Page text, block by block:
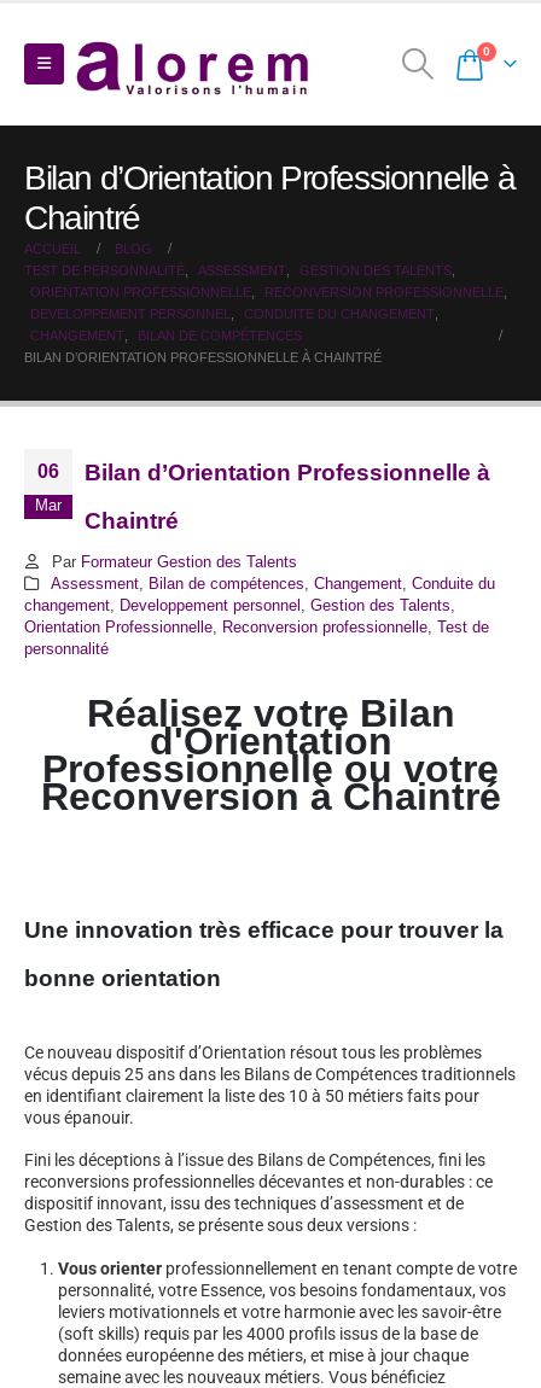
0
Bilan d’Orientation Professionnelle à
Chaintré
ACCUEIL
BLOG
TEST DE PERSONNALITÉ
ASSESSMENT GESTION DES TALENTS
ORIENTATION PROFESSIONNELLE
RECONVERSION PROFESSIONNELLE
DEVELOPPEMENT PERSONNEL
CONDUITE DU CHANGEMENT
CHANGEMENT
BILAN DE COMPÉTENCES
BILAN D’ORIENTATION PROFESSIONNELLE À CHAINTRÉ
06
Mar
Bilan d’Orientation Professionnelle à
Chaintré
Par Formateur Gestion des Talents
Assessment, Bilan de compétences Changement, Conduite du
changement
Developpement personnel Gestion des Talents
Orientation Professionnelle
Reconversion professionnelle Test de
personnalité
Réalisez votre Bilan
d'Orientation
Professionnelle ou votre
Reconversion à Chaintré
Une innovation très efficace pour trouver la
bonne orientation
Ce nouveau dispositif d’Orientation résout tous les problèmes
vécus depuis 25 ans dans les Bilans de Compétences traditionnels
en identifiant clairement la liste des 10 à 50 métiers faits pour
vous épanouir.
Fini les déceptions à l’issue des Bilans de Compétences, fini les
reconversions professionnelles décevantes et non-durables : ce
dispositif innovant, issu des techniques d’assessment et de
Gestion des Talents, se présente sous deux versions :
Vous orienter professionnellement en tenant compte de votre
personnalité, votre Essence, vos besoins fondamentaux, vos
leviers motivationnels et votre harmonie avec les savoir-être
(soft skills) requis par les 4000 profils issus de la base de
données européenne des métiers, et mise à jour chaque
semaine avec les nouveaux métiers. Vous bénéficiez